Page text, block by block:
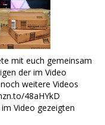
mit euch gemeinsam
der im Video
weitere Videos
48aHYkD
im Video gezeigten